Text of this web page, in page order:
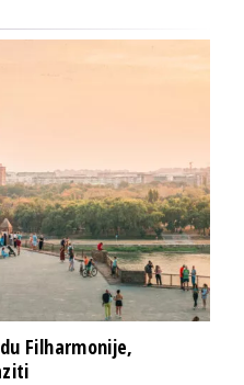
Filharmonije,